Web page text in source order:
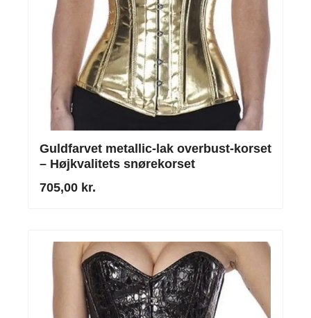
Guldfarvet metallic-lak overbust-korset
– Højkvalitets snørekorset
705,00 kr.